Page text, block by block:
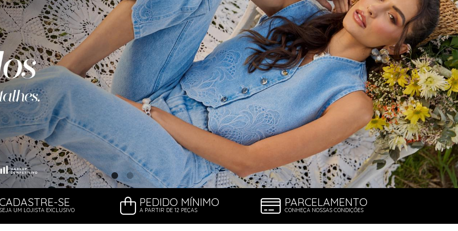
SE
UM LOJISTA EXCLUSIVO
PEDIDO MÍNIMO
A PARTIR DE 12 PEÇAS
PARCELAMENTO
CONHEÇA NOSSAS CONDIÇÕES